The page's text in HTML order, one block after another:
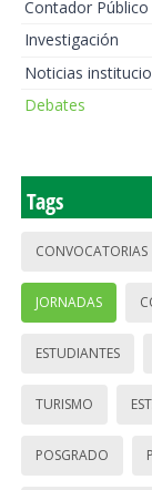
Contador Público
Investigación
Noticias
Debates
Tags
CONVOCATORIAS
JORNADAS
ESTUDIANTES
TURISMO
POSGRADO